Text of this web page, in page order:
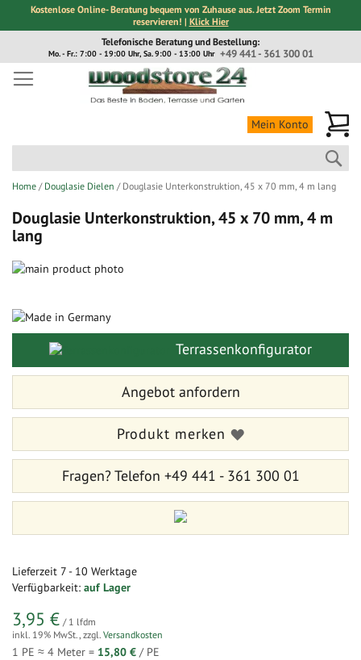
Kostenlose Online- Beratung bequem von Zuhause aus. Jetzt Zoom Termin
reservieren! | Klick Hier
Inhalt
Telefonische Beratung und Bestellung:
+49 441 - 361 300 01
Mo. - Fr.: 7:00 - 19:00 Uhr, Sa. 9:00 - 13:00 Uhr
Mein Konto
Home Douglasie Dielen Douglasie Unterkonstruktion, 45 x 70 mm, 4 m lang
Douglasie Unterkonstruktion, 45 x 70 mm, 4 m
lang
Lieferzeit 7 - 10 Werktage
Verfügbarkeit: auf Lager
3,95 € / 1 lfdm
inkl. 19% MwSt., zzgl. Versandkosten
1 PE ≈ 4 Meter = 15,80 € / PE
Zum
Bildergalerie
springen
der
Bildergalerie
springen
Terrassenkonfigurator
Angebot anfordern
Produkt merken
Fragen?Telefon +49 441 - 361 300 01